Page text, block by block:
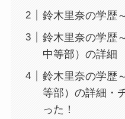
鈴木里奈の学歴
鈴木里奈の学歴
中等部）の詳細
鈴木里奈の学歴
等部）の詳細・
った！